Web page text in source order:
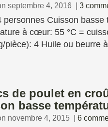
septembre 4, 2016 | 3
personnes Cuisson
à cœur: 55 °C =
pièce): 4 Huile ou
de poulet en
basse
novembre 4, 2015 | 6